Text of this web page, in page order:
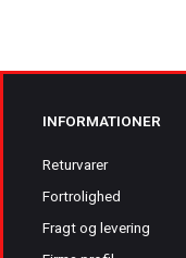
INFORMATIONER
Returvarer
Fortrolighed
Fragt og levering